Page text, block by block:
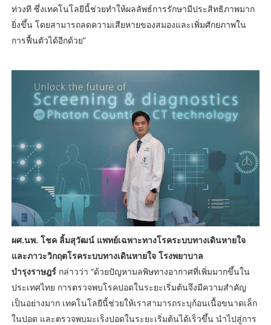
ท่วงที ซึ่งเทคโนโลยีนี้ช่วยทำให้ผลลัพธ์การรักษามีประสิทธิภาพมาก
ยิ่งขึ้น โดยสามารถลดความเสียหายของสมองและเพิ่มศักยภาพใน
การฟื้นตัวได้อีกด้วย”
ผศ.นพ. โชค ลิ้มสุวัฒน์ แพทย์เฉพาะทางโรคระบบทางเดินหายใจ
และภาวะวิกฤตโรคระบบทางเดินหายใจ โรงพยาบาล
บำรุงราษฎร์กล่าวว่า “ด้วยปัญหามลพิษทางอากาศที่เพิ่มมากขึ้นใน
ประเทศไทย การตรวจพบโรคปอดในระยะเริ่มต้นจึงมีความสำคัญ
เป็นอย่างมาก เทคโนโลยีนี้ช่วยให้เราสามารถระบุก้อนเนื้อขนาดเล็ก
ในปอด และตรวจพบมะเร็งปอดในระยะเริ่มต้นได้เร็วขึ้น นำไปสู่การ